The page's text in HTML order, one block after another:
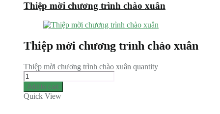
Thiệp mời chương trình chào xuân
Thiệp mời chương trình chào xuân
Thiệp mời chương trình chào xuân quantity
Add to cart
Quick View